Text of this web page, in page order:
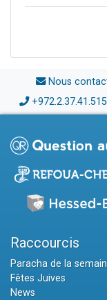
Nous
+972.2.37.41.515
Raccourcis
Paracha de la
Fêtes Juives
News